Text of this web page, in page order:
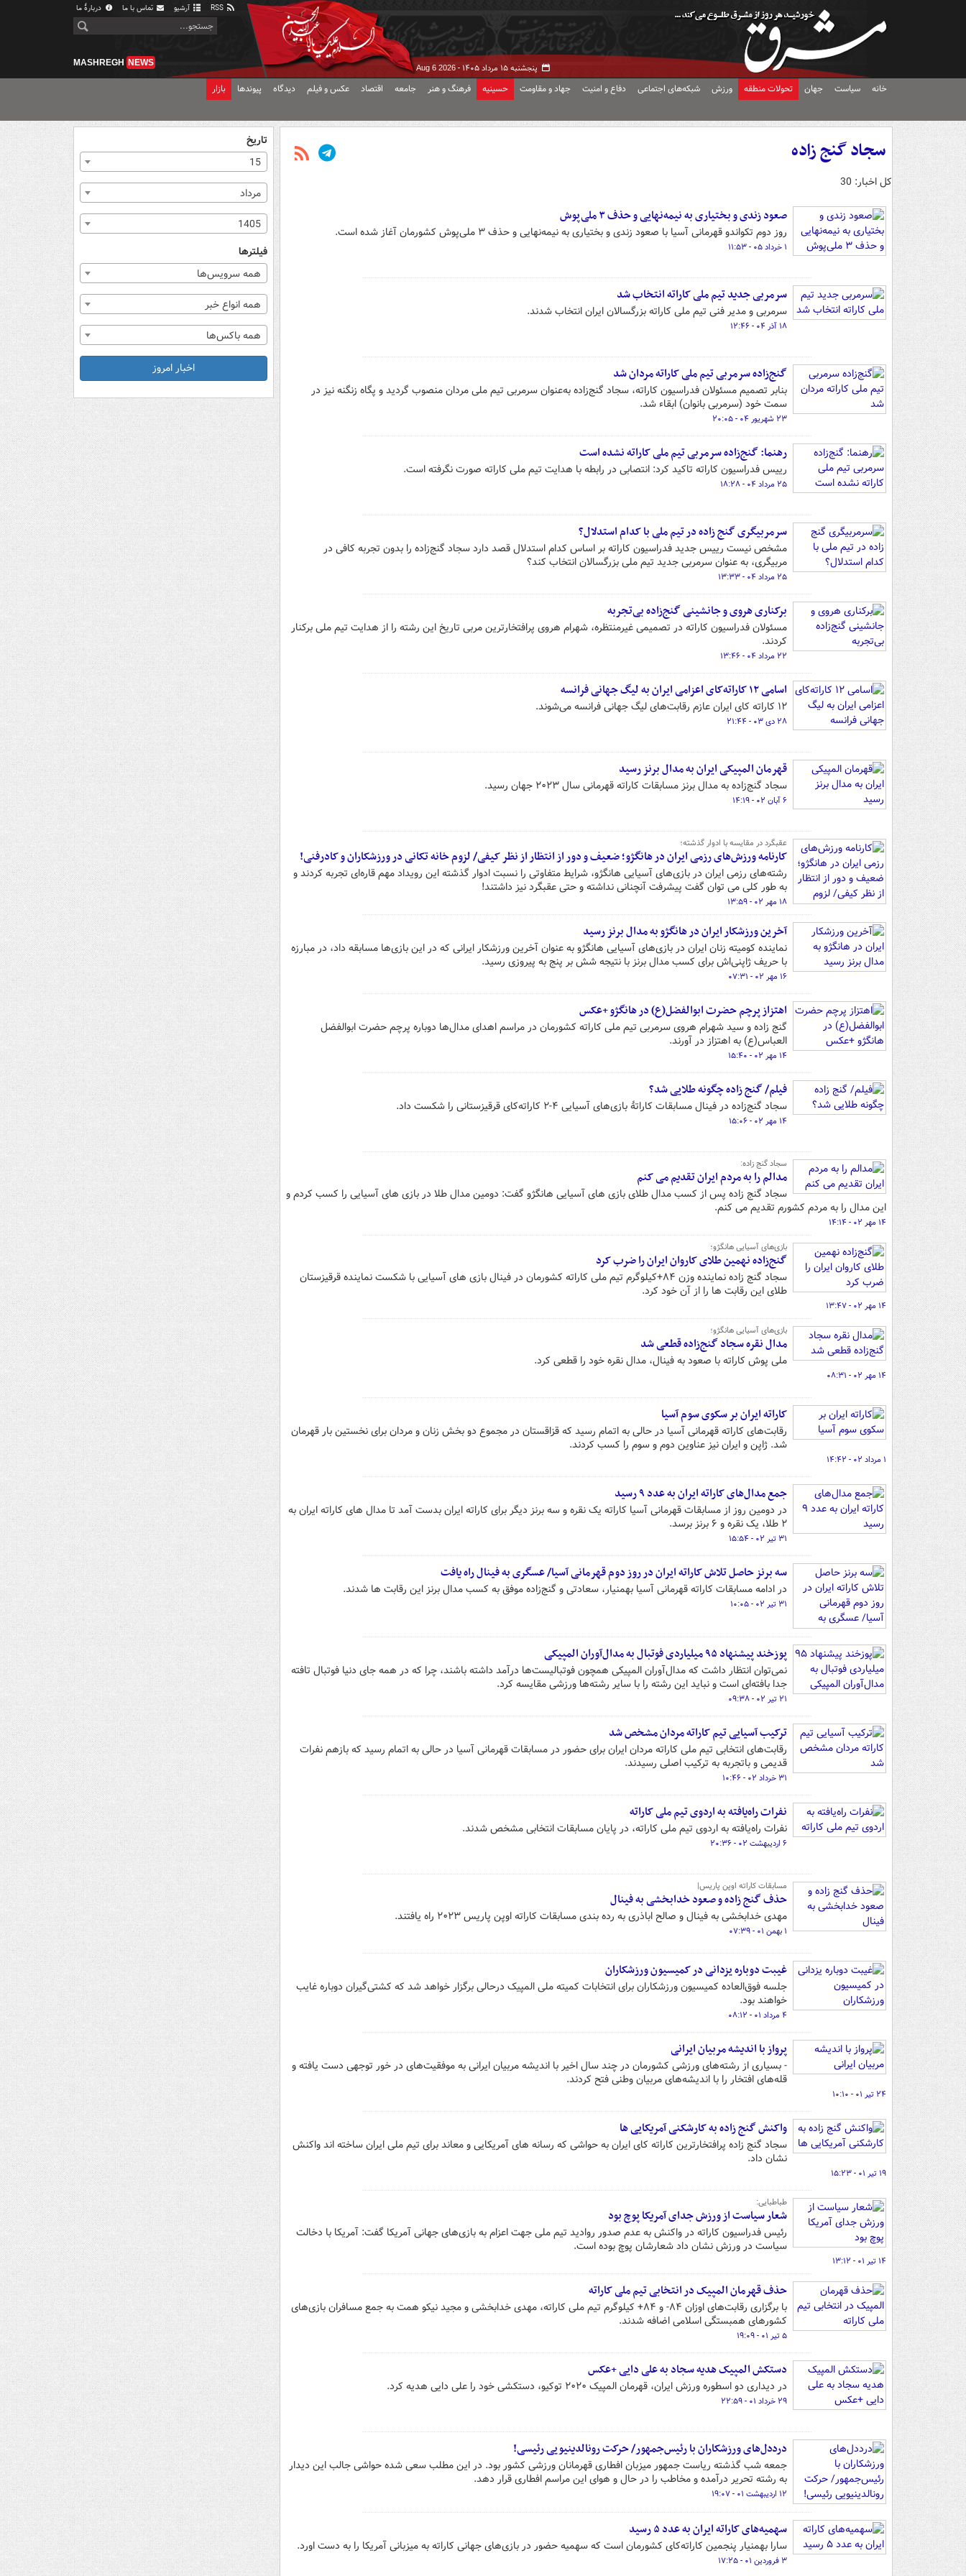
آرشیو تماس با ما دربارهٔ ما
پنجشنبه ۱۵ مرداد ۱۴۰۵ - Aug 6 2026
MASHREGH NEWS
خانه سیاست جهان تحولات منطقه ورزش شبکه‌های اجتماعی دفاع و امنیت جهاد و مقاومت حسینیه فرهنگ و هنر جامعه اقتصاد عکس و فیلم دیدگاه پیوندها بازار
سجاد گنج زاده
کل اخبار: 30
صعود زندی و بختیاری به نیمه‌نهایی و حذف ۳ ملی‌پوش
روز دوم تکواندو قهرمانی آسیا با صعود زندی و بختیاری به نیمه‌نهایی و حذف ۳ ملی‌پوش کشورمان آغاز شده است.
۱ خرداد ۰۵ - ۱۱:۵۳
سرمربی جدید تیم ملی کاراته انتخاب شد
سرمربی و مدیر فنی تیم ملی کاراته بزرگسالان ایران انتخاب شدند.
۱۸ آذر ۰۴ - ۱۲:۴۶
گنج‌زاده سرمربی تیم ملی کاراته مردان شد
بنابر تصمیم مسئولان فدراسیون کاراته، سجاد گنج‌زاده به‌عنوان سرمربی تیم ملی مردان منصوب گردید و پگاه زنگنه نیز در
سمت خود (سرمربی بانوان) ابقاء شد.
۲۳ شهریور ۰۴ - ۲۰:۰۵
رهنما: گنج‌زاده سرمربی تیم ملی کاراته نشده است
رییس فدراسیون کاراته تاکید کرد: انتصابی در رابطه با هدایت تیم ملی کاراته صورت نگرفته است.
۲۵ مرداد ۰۴ - ۱۸:۲۸
سرمربیگری گنج زاده در تیم ملی با کدام استدلال؟
مشخص نیست رییس جدید فدراسیون کاراته بر اساس کدام استدلال قصد دارد سجاد گنج‌زاده را بدون تجربه کافی در
مربیگری، به عنوان سرمربی جدید تیم ملی بزرگسالان انتخاب کند؟
۲۵ مرداد ۰۴ - ۱۳:۳۳
برکناری هروی و جانشینی گنج‌زاده بی‌تجربه
مسئولان فدراسیون کاراته در تصمیمی غیرمنتظره، شهرام هروی پرافتخارترین مربی تاریخ این رشته را از هدایت تیم ملی برکنار
کردند.
۲۲ مرداد ۰۴ - ۱۳:۴۶
اسامی ۱۲ کاراته‌کای اعزامی ایران به لیگ جهانی فرانسه
۱۲ کاراته کای ایران عازم رقابت‌های لیگ جهانی فرانسه می‌شوند.
۲۸ دی ۰۳ - ۲۱:۴۴
قهرمان المپیکی ایران به مدال برنز رسید
سجاد گنج‌زاده به مدال برنز مسابقات کاراته قهرمانی سال ۲۰۲۳ جهان رسید.
۶ آبان ۰۲ - ۱۴:۱۹
عقبگرد در مقایسه با ادوار گذشته؛
کارنامه ورزش‌های رزمی ایران در هانگژو؛ ضعیف و دور از انتظار از نظر کیفی/ لزوم خانه تکانی در ورزشکاران و کادرفنی!
رشته‌های رزمی ایران در بازی‌های آسیایی هانگژو، شرایط متفاوتی را نسبت ادوار گذشته این رویداد مهم قاره‌ای تجربه کردند و
به طور کلی می توان گفت پیشرفت آنچنانی نداشته و حتی عقبگرد نیز داشتند!
۱۸ مهر ۰۲ - ۱۳:۵۹
آخرین ورزشکار ایران در هانگژو به مدال برنز رسید
نماینده کومیته زنان ایران در بازی‌های آسیایی هانگژو به عنوان آخرین ورزشکار ایرانی که در این بازی‌ها مسابقه داد، در مبارزه
با حریف ژاپنی‌اش برای کسب مدال برنز با نتیجه شش بر پنج به پیروزی رسید.
۱۶ مهر ۰۲ - ۰۷:۳۱
اهتزاز پرچم حضرت ابوالفضل(ع) در هانگژو +عکس
گنج زاده و سید شهرام هروی سرمربی تیم ملی کاراته کشورمان در مراسم اهدای مدال‌ها دوباره پرچم حضرت ابوالفضل
العباس(ع) به اهتزاز در آورند.
۱۴ مهر ۰۲ - ۱۵:۴۰
فیلم/ گنج زاده چگونه طلایی شد؟
سجاد گنج‌زاده در فینال مسابقات کاراتۀ بازی‌های آسیایی ۴-۲ کاراته‌کای قرقیزستانی را شکست داد.
۱۴ مهر ۰۲ - ۱۵:۰۶
سجاد گنج زاده:
مدالم را به مردم ایران تقدیم می کنم
سجاد گنج زاده پس از کسب مدال طلای بازی های آسیایی هانگژو گفت: دومین مدال طلا در بازی های آسیایی را کسب کردم و
این مدال را به مردم کشورم تقدیم می کنم.
۱۴ مهر ۰۲ - ۱۴:۱۴
بازی‌های آسیایی هانگژو؛
گنج‌زاده نهمین طلای کاروان ایران را ضرب کرد
سجاد گنج زاده نماینده وزن ۸۴+کیلوگرم تیم ملی کاراته کشورمان در فینال بازی های آسیایی با شکست نماینده قرقیزستان
طلای این رقابت ها را از آن خود کرد.
۱۴ مهر ۰۲ - ۱۳:۴۷
بازی‌های آسیایی هانگژو؛
مدال نقره سجاد گنج‌زاده قطعی شد
ملی پوش کاراته با صعود به فینال، مدال نقره خود را قطعی کرد.
۱۴ مهر ۰۲ - ۰۸:۳۱
کاراته ایران بر سکوی سوم آسیا
رقابت‌های کاراته قهرمانی آسیا در حالی به اتمام رسید که قزاقستان در مجموع دو بخش زنان و مردان برای نخستین بار قهرمان
شد. ژاپن و ایران نیز عناوین دوم و سوم را کسب کردند.
۱ مرداد ۰۲ - ۱۴:۴۲
جمع مدال‌های کاراته ایران به عدد ۹ رسید
در دومین روز از مسابقات قهرمانی آسیا کاراته یک نقره و سه برنز دیگر برای کاراته ایران بدست آمد تا مدال های کاراته ایران به
۲ طلا، یک نقره و ۶ برنز برسد.
۳۱ تیر ۰۲ - ۱۵:۵۴
سه برنز حاصل تلاش کاراته ایران در روز دوم قهرمانی آسیا/ عسگری به فینال راه یافت
در ادامه مسابقات کاراته قهرمانی آسیا بهمنیار، سعادتی و گنج‌زاده موفق به کسب مدال برنز این رقابت ها شدند.
۳۱ تیر ۰۲ - ۱۰:۰۵
پوزخند پیشنهاد ۹۵ میلیاردی فوتبال به مدال‌آوران المپیکی
نمی‌توان انتظار داشت که مدال‌آوران المپیکی همچون فوتبالیست‌ها درآمد داشته باشند، چرا که در همه جای دنیا فوتبال تافته‌
جدا بافته‌ای است و نباید این رشته را با سایر رشته‌ها ورزشی مقایسه کرد.
۲۱ تیر ۰۲ - ۰۹:۳۸
ترکیب آسیایی تیم‌ کاراته مردان مشخص شد
رقابت‌های انتخابی تیم ملی کاراته مردان ایران برای حضور در مسابقات قهرمانی آسیا در حالی به اتمام رسید که بازهم نفرات
قدیمی و باتجربه به ترکیب اصلی رسیدند.
۳۱ خرداد ۰۲ - ۱۰:۴۶
نفرات راه‌یافته به اردوی تیم ملی کاراته
نفرات راه‌یافته به اردوی تیم ملی کاراته، در پایان مسابقات انتخابی مشخص شدند.
۶ اردیبهشت ۰۲ - ۲۰:۳۶
مسابقات کاراته اوپن پاریس|
حذف گنج زاده و صعود خدابخشی به فینال
مهدی خدابخشی به فینال و صالح اباذری به رده بندی مسابقات کاراته اوپن پاریس ۲۰۲۳ راه یافتند.
۱ بهمن ۰۱ - ۰۷:۳۹
غیبت دوباره یزدانی در کمیسیون ورزشکاران
جلسه فوق‌العاده کمیسیون ورزشکاران برای انتخابات کمیته ملی المپیک درحالی برگزار خواهد شد که کشتی‌گیران دوباره غایب
خواهند بود.
۴ مرداد ۰۱ - ۰۸:۱۲
پرواز با اندیشه‌ مربیان ایرانی
- بسیاری از رشته‌های ورزشی کشورمان در چند سال‌ اخیر با اندیشه مربیان ایرانی به موفقیت‌های در خور توجهی دست یافته و
قله‌های افتخار را با اندیشه‌های مربیان وطنی فتح کردند.
۲۴ تیر ۰۱ - ۱۰:۱۰
واکنش گنج زاده به کارشکنی آمریکایی ها
سجاد گنج زاده پرافتخارترین کاراته کای ایران به حواشی که رسانه های آمریکایی و معاند برای تیم ملی ایران ساخته اند واکنش
نشان داد.
۱۹ تیر ۰۱ - ۱۵:۲۳
طباطبایی:
شعار سیاست از ورزش جدای آمریکا پوچ بود
رئیس فدراسیون کاراته در واکنش به عدم صدور روادید تیم ملی جهت اعزام به بازی‌های جهانی آمریکا گفت: آمریکا با دخالت
سیاست در ورزش نشان داد شعارشان پوچ بوده است.
۱۴ تیر ۰۱ - ۱۳:۱۲
حذف قهرمان المپیک در انتخابی تیم ملی کاراته
با برگزاری رقابت‌های اوزان ۸۴- و ۸۴+ کیلوگرم تیم ملی کاراته، مهدی خدابخشی و مجید نیکو همت به جمع مسافران بازی‌های
کشورهای همبستگی اسلامی اضافه شدند.
۵ تیر ۰۱ - ۱۹:۰۹
دستکش المپیک هدیه سجاد به علی دایی +عکس
در دیداری دو اسطوره ورزش ایران، قهرمان المپیک ۲۰۲۰ توکیو، دستکشی خود را علی دایی هدیه کرد.
۲۹ خرداد ۰۱ - ۲۲:۵۹
درددل‌های ورزشکاران با رئیس‌جمهور/ حرکت رونالدینیویی رئیسی!
جمعه شب گذشته ریاست جمهور میزبان افطاری قهرمانان ورزشی کشور بود. در این مطلب سعی شده حواشی جالب این دیدار
به رشته تحریر درآمده و مخاطب را در حال و هوای این مراسم افطاری قرار دهد.
۱۲ اردیبهشت ۰۱ - ۱۹:۰۷
سهمیه‌های کاراته ایران به عدد ۵ رسید
سارا بهمنیار پنجمین کاراته‌کای کشورمان است که سهمیه حضور در بازی‌های جهانی کاراته به میزبانی آمریکا را به دست اورد.
۳ فروردین ۰۱ - ۱۷:۲۵
تاریخ
15
مرداد
1405
فیلترها
همه سرویس‌ها
همه انواع خبر
همه باکس‌ها
اخبار امروز